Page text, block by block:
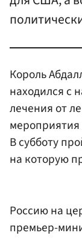
Король
находился с
лечения от
мероприятия
В субботу
на которую
Россию на
премьер-